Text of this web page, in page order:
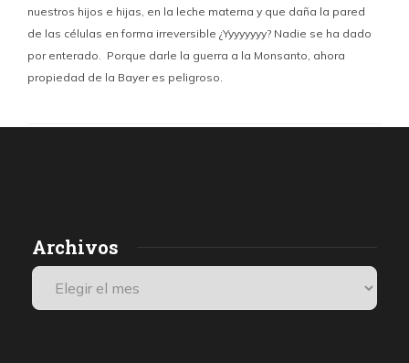
nuestros hijos e hijas, en la leche materna y que daña la pared
de las células en forma irreversible ¿Yyyyyyyy? Nadie se ha dado
por enterado. Porque darle la guerra a la Monsanto, ahora
propiedad de la Bayer es peligroso.
Archivos